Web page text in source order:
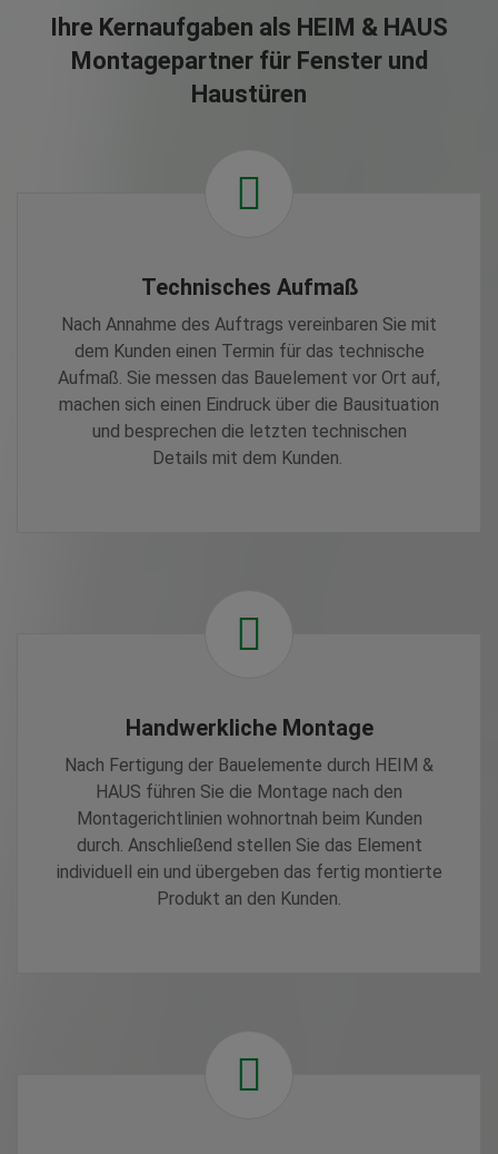
Ihre Kernaufgaben als HEIM & HAUS
Montagepartner für Fenster und
Haustüren
Technisches Aufmaß
Nach Annahme des Auftrags vereinbaren Sie mit
dem Kunden einen Termin für das technische
Aufmaß. Sie messen das Bauelement vor Ort auf,
machen sich einen Eindruck über die Bausituation
und besprechen die letzten technischen
Details mit dem Kunden.
Handwerkliche Montage
Nach Fertigung der Bauelemente durch HEIM &
HAUS führen Sie die Montage nach den
Montagerichtlinien wohnortnah beim Kunden
durch. Anschließend stellen Sie das Element
individuell ein und übergeben das fertig montierte
Produkt an den Kunden.